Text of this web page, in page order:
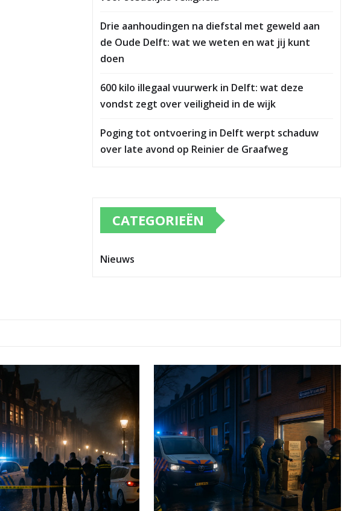
Drie aanhoudingen na diefstal met geweld aan
de Oude Delft: wat we weten en wat jij kunt
doen
600 kilo illegaal vuurwerk in Delft: wat deze
vondst zegt over veiligheid in de wijk
Poging tot ontvoering in Delft werpt schaduw
over late avond op Reinier de Graafweg
CATEGORIEËN
Nieuws